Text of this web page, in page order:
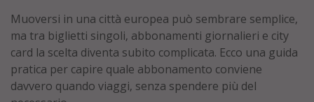
Malta
Canarie
Capo Verde
Tipo di vacanza
Muoversi in una città europea può sembrare semplice,
ma tra biglietti singoli, abbonamenti giornalieri e city
card la scelta diventa subito complicata. Ecco una guida
pratica per capire quale abbonamento conviene
davvero quando viaggi, senza spendere più del